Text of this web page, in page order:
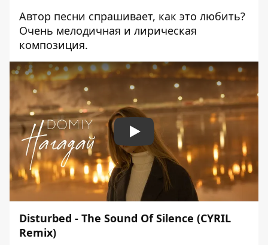
Автор песни спрашивает, как это любить?
Очень мелодичная и лирическая
композиция.
Play
Disturbed - The Sound Of Silence (CYRIL
Remix)